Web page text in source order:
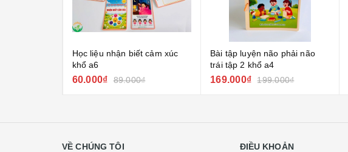
Học liệu nhận biết cảm xúc
khổ a6
60.000₫ 89.000₫
Bài tập luyện não phải não
trái tập 2 khổ a4
169.000₫ 199.000₫
VỀ CHÚNG TÔI
ĐIỀU KHOẢN